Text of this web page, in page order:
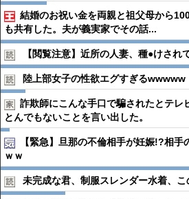
結婚のお祝い金を両親と祖父母から
も共有した。夫が義実家でその話...
【閲覧注意】近所の人妻、種●︎けされ
陸上部女子の性欲エグすぎるwwwww
詐欺師にこんな手口で騙されたとテレ
とんでもないことを言い出した。
【緊急】旦那の不倫相手が妊娠!?相手
ｗｗ
未完成な君、制服スレンダー水着、